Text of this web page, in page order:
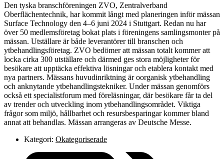
Den tyska branschföreningen ZVO, Zentralverband
Oberflächentechnik, har kommit långt med planeringen inför mässan
Surface Technology den 4–6 juni 2024 i Stuttgart. Redan nu har
över 50 medlemsföretag bokat plats i föreningens samlingsmonter på
mässan. Utställare är både leverantörer till branschen och
ytbehandlingsföretag. ZVO bedömer att mässan totalt kommer att
locka cirka 300 utställare och därmed ges stora möjligheter för
besökare att upptäcka effektiva lösningar och etablera kontakt med
nya partners. Mässans huvudinriktning är oorganisk ytbehandling
och anknytande ytbehandlingstekniker. Under mässan genomförs
också ett specialistforum med föreläsningar, där besökare får ta del
av trender och utveckling inom ytbehandlingsområdet. Viktiga
frågor som miljö, hållbarhet och resursbesparingar kommer bland
annat att behandlas. Mässan arrangeras av Deutsche Messe.
Kategori: Okategoriserade